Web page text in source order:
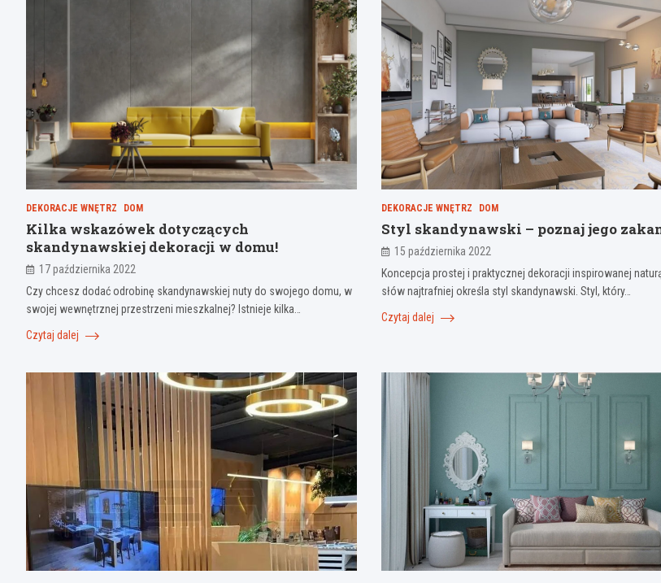
DEKORACJE WNĘTRZ DOM
Kilka wskazówek dotyczących
skandynawskiej dekoracji w domu!
17 października 2022
Czy chcesz dodać odrobinę skandynawskiej nuty do swojego domu, w
swojej wewnętrznej przestrzeni mieszkalnej? Istnieje kilka…
Czytaj dalej
DEKORACJE WNĘTRZ DOM
Styl skandynawski – poznaj jego
15 października 2022
Koncepcja prostej i praktycznej dekoracji inspirowanej
słów najtrafniej określa styl skandynawski. Styl, który…
Czytaj dalej